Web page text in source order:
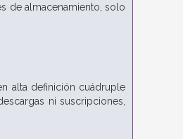
de almacenamiento, solo
alta definición cuádruple
ni suscripciones,